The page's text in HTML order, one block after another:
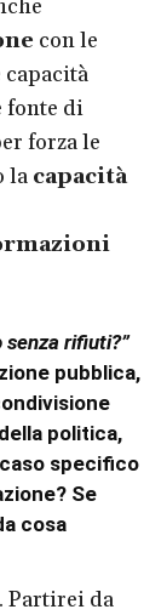
con le
fonte di
forza le
la capacità
senza rifiuti?”
pubblica,
politica,
specifico
Se
cosa
Partirei da